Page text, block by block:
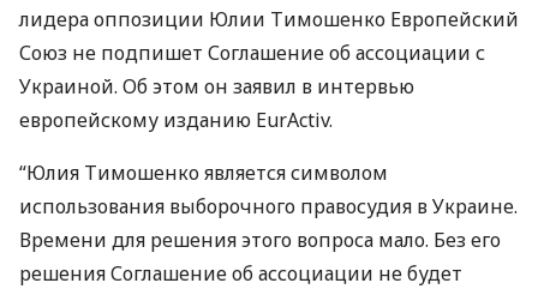
лидера оппозиции Юлии Тимошенко Европейский
Союз не подпишет Соглашение об ассоциации с
Украиной. Об этом он заявил в интервью
европейскому изданию EurActiv.
“Юлия Тимошенко является символом
использования выборочного правосудия в Украине.
Времени для решения этого вопроса мало. Без его
решения Соглашение об ассоциации не будет